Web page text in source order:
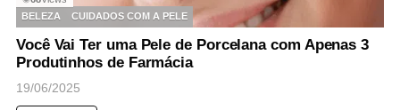
BELEZA
CUIDADOS COM A PELE
Você Vai Ter uma Pele de Porcelana com Apenas 3
Produtinhos de Farmácia
19/06/2025